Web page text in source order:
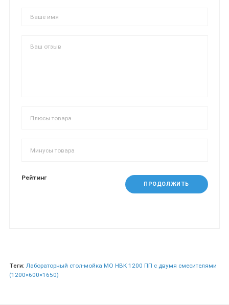
Рейтинг
ПРОДОЛЖИТЬ
Теги: Лабораторный стол-мойка МО НВК 1200 ПП с двумя смесителями
(1200×600×1650)